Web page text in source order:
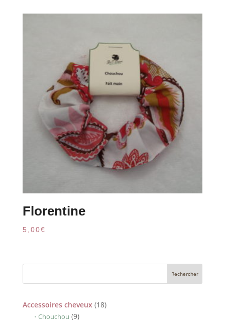
Florentine
5,00€
Accessoires cheveux 1818
Chouchou 99